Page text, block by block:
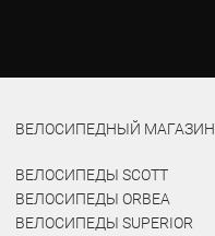
ВЕЛОСИПЕДНЫЙ МАГАЗИН
ВЕЛОСИПЕДЫ SCOTT
ВЕЛОСИПЕДЫ ORBEA
ВЕЛОСИПЕДЫ SUPERIOR